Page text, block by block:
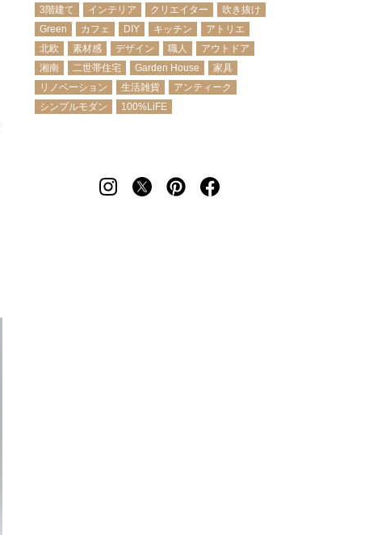
3階建て インテリア クリエイター
吹き抜け
Green
カフェ DIY キッチン
アトリエ
北欧
素材感 デザイン 職人
アウトドア
湘南
二世帯住宅 Garden House
家具
リノベーション
生活雑貨
アンティーク
シンプルモダン
100%LiFE